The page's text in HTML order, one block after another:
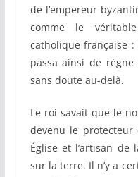
de l’empereur
comme le
catholique française
passa ainsi de
sans doute au-delà.
Le roi savait que le
devenu le protecteur
Église et l’artisan
sur la terre. Il n’y a